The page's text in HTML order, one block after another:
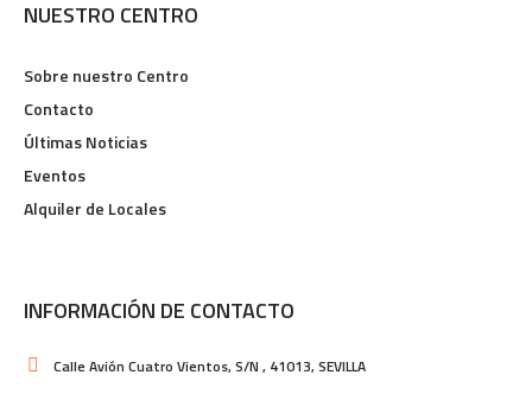
NUESTRO CENTRO
Sobre nuestro Centro
Contacto
Últimas Noticias
Eventos
Alquiler de Locales
INFORMACIÓN DE CONTACTO
Calle Avión Cuatro Vientos, S/N , 41013, SEVILLA